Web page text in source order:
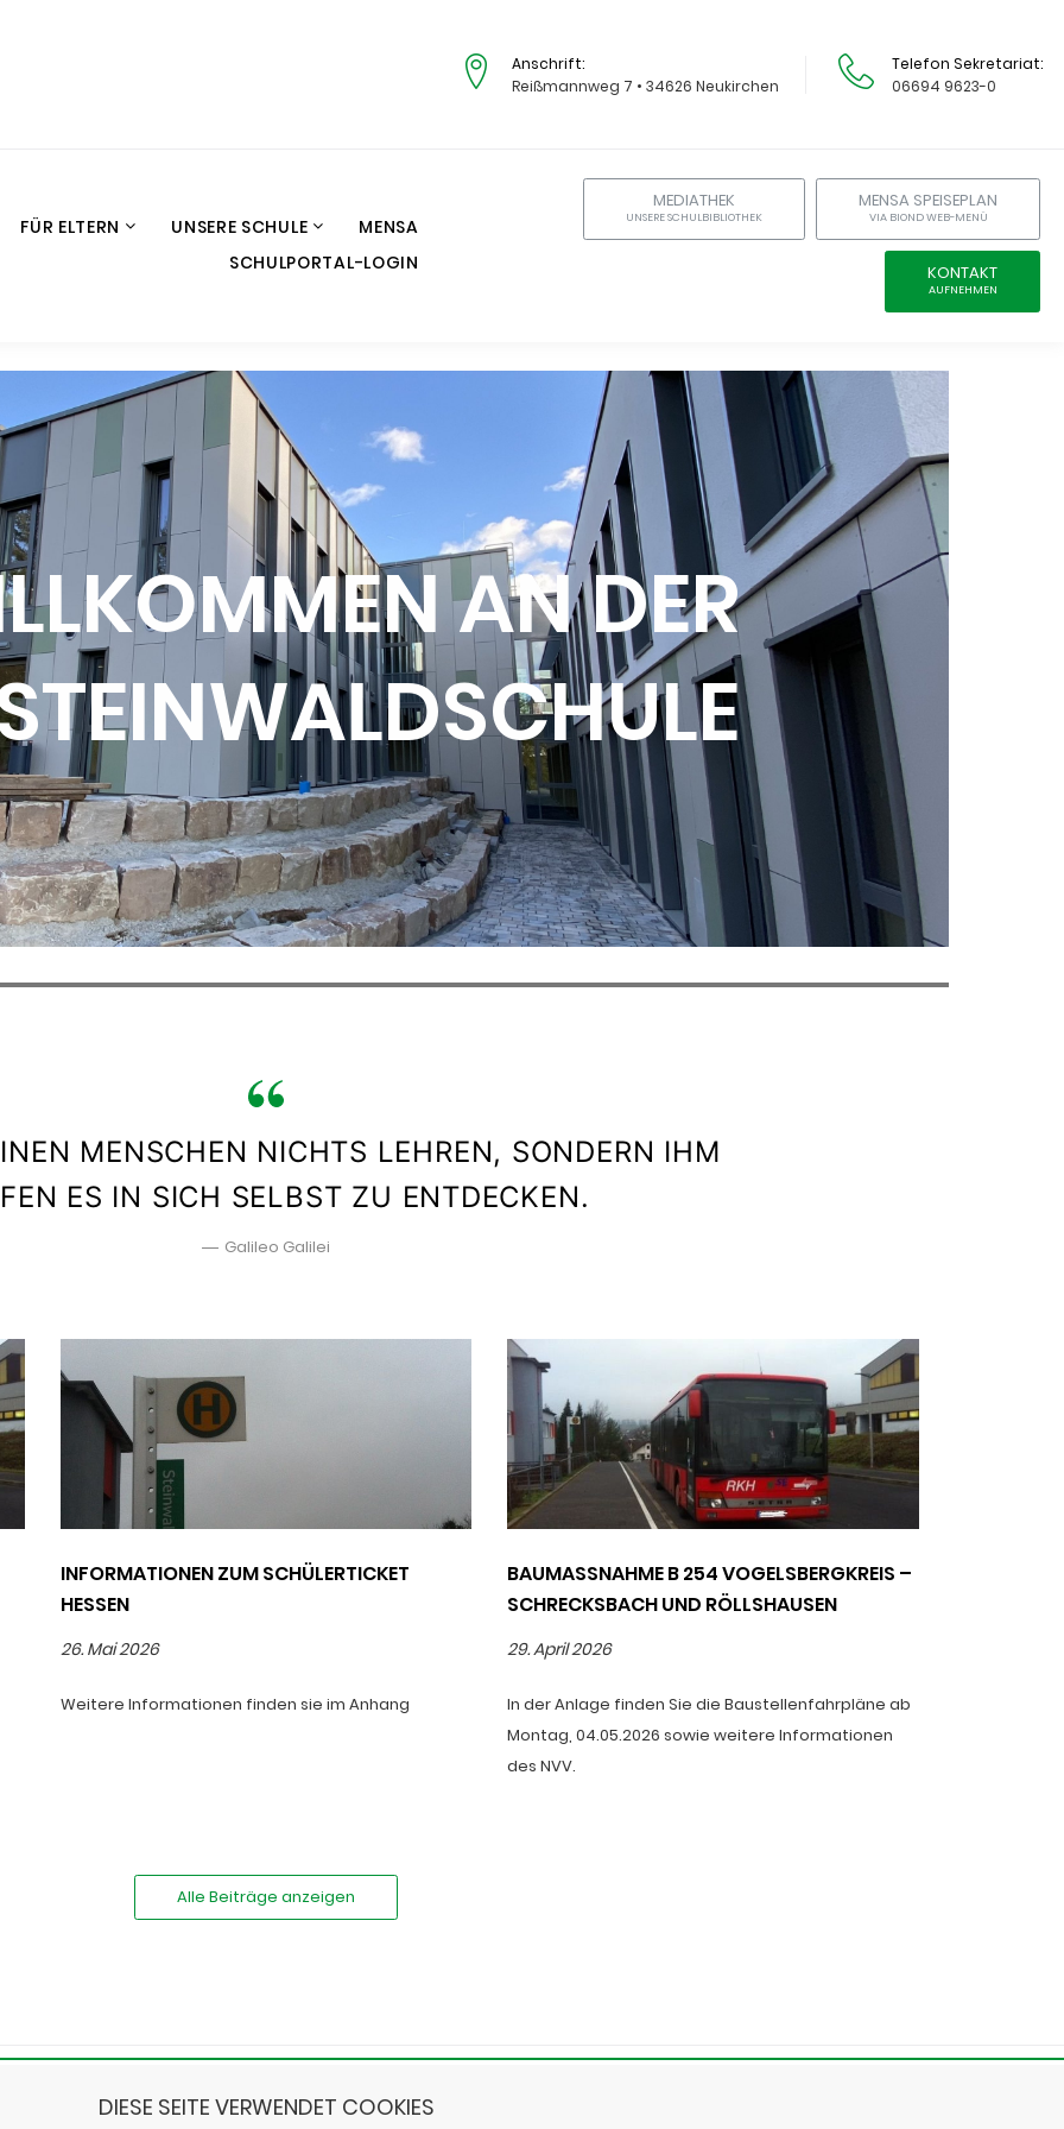
Anschrift
Reißmannweg 7 • 34626 Neukirchen
Telefon Sekretariat
06694 9623-0
MEDIATHEK
UNSERE SCHULBIBLIOTHEK
MENSA SPEISEPLAN
VIA BIOND WEB-MENÜ
KONTAKT
AUFNEHMEN
FÜR ELTERN UNSERE SCHULE
MENSA
SCHULPORTAL-LOGIN
AN DER
MENSCHEN NICHTS LEHREN, SONDERN IHM
ES IN SICH SELBST ZU ENTDECKEN.
Galileo Galilei
INFORMATIONEN ZUM SCHÜLERTICKET
HESSEN
26. Mai 2026
Weitere Informationen finden sie im Anhang
BAUMASSNAHME B 254 VOGELSBERGKREIS – S
CHRECKSBACH UND RÖLLSHAUSEN
29. April 2026
In der Anlage finden Sie die Baustellenfahrpläne ab
Montag, 04.05.2026 sowie weitere Informationen
des NVV.
Alle Beiträge anzeigen
DIESE SEITE VERWENDET COOKIES